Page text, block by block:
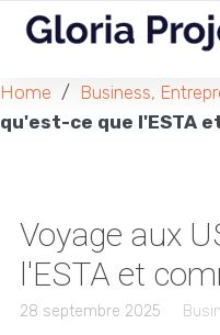
Home / Business,
qu'est-ce que l'ESTA
Voyage aux
l'ESTA et
28 septembre 2025